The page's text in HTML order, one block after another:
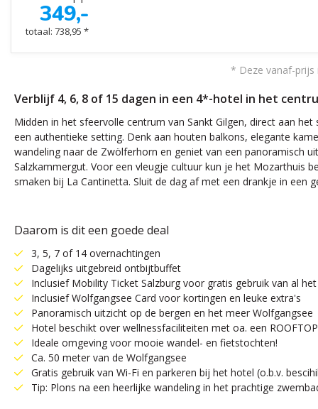
349,-
totaal: 738,95 *
* Deze vanaf-
Verblijf 4, 6, 8 of 15 dagen in een 4*-hotel in het
Midden in het sfeervolle centrum van Sankt Gilgen, direct aan
een authentieke setting. Denk aan houten balkons, elegante
wandeling naar de Zwölferhorn en geniet van een panoramisch
Salzkammergut. Voor een vleugje cultuur kun je het Mozarthuis
smaken bij La Cantinetta. Sluit de dag af met een drankje in een
Daarom is dit een goede deal
3, 5, 7 of 14 overnachtingen
Dagelijks uitgebreid ontbijtbuffet
Inclusief Mobility Ticket Salzburg voor gratis gebruik van al
Inclusief Wolfgangsee Card voor kortingen en leuke extra's
Panoramisch uitzicht op de bergen en het meer Wolfgangsee
Hotel beschikt over wellnessfaciliteiten met oa. een
Ideale omgeving voor mooie wandel- en fietstochten!
Ca. 50 meter van de Wolfgangsee
Gratis gebruik van Wi-Fi en parkeren bij het hotel (o.b.v.
Tip: Plons na een heerlijke wandeling in het prachtige